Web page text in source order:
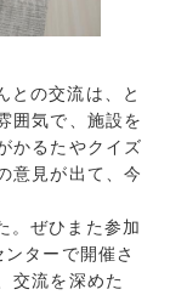
との交流は、と
囲気で、施設を
かるたやクイズ
意見が出て、今
。ぜひまた参加
ターで開催さ
交流を深めた